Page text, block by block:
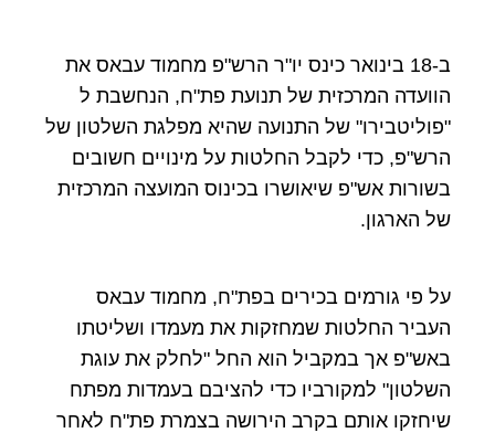
ב-18 בינואר כינס יו"ר הרש"פ מחמוד עבאס את
הוועדה המרכזית של תנועת פת"ח, הנחשבת ל
"פוליטבירו" של התנועה שהיא מפלגת השלטון של
הרש"פ, כדי לקבל החלטות על מינויים חשובים
בשורות אש"פ שיאושרו בכינוס המועצה המרכזית
של הארגון.
על פי גורמים בכירים בפת"ח, מחמוד עבאס
העביר החלטות שמחזקות את מעמדו ושליטתו
באש"פ אך במקביל הוא החל "לחלק את עוגת
השלטון" למקורביו כדי להציבם בעמדות מפתח
שיחזקו אותם בקרב הירושה בצמרת פת"ח לאחר